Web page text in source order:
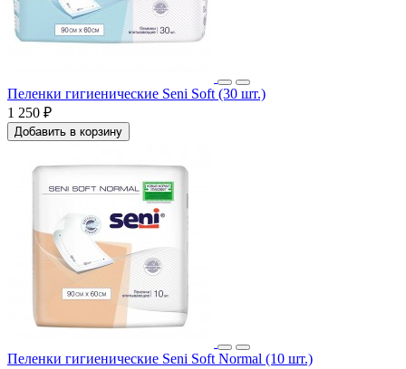
Пеленки гигиенические Seni Soft (30 шт.)
1 250 ₽
Добавить в корзину
Пеленки гигиенические Seni Soft Normal (10 шт.)